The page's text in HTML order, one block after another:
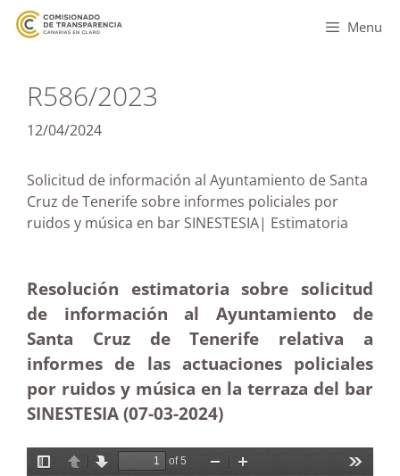
Menu
R586/2023
12/04/2024
Solicitud de información al Ayuntamiento de Santa
Cruz de Tenerife sobre informes policiales por
ruidos y música en bar SINESTESIA| Estimatoria
Resolución estimatoria sobre solicitud
de información al Ayuntamiento de
Santa Cruz de Tenerife relativa a
informes de las actuaciones policiales
por ruidos y música en la terraza del bar
SINESTESIA (07-03-2024)